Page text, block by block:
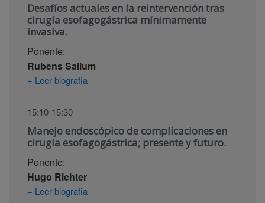
Desafíos actuales en la reintervención tras
cirugía esofagogástrica mínimamente
invasiva.
Ponente:
Rubens Sallum
+ Leer biografia
15:10-15:30
Manejo endoscópico de complicaciones en
cirugía esofagogástrica; presente y futuro.
Ponente:
Hugo Richter
+ Leer biografia